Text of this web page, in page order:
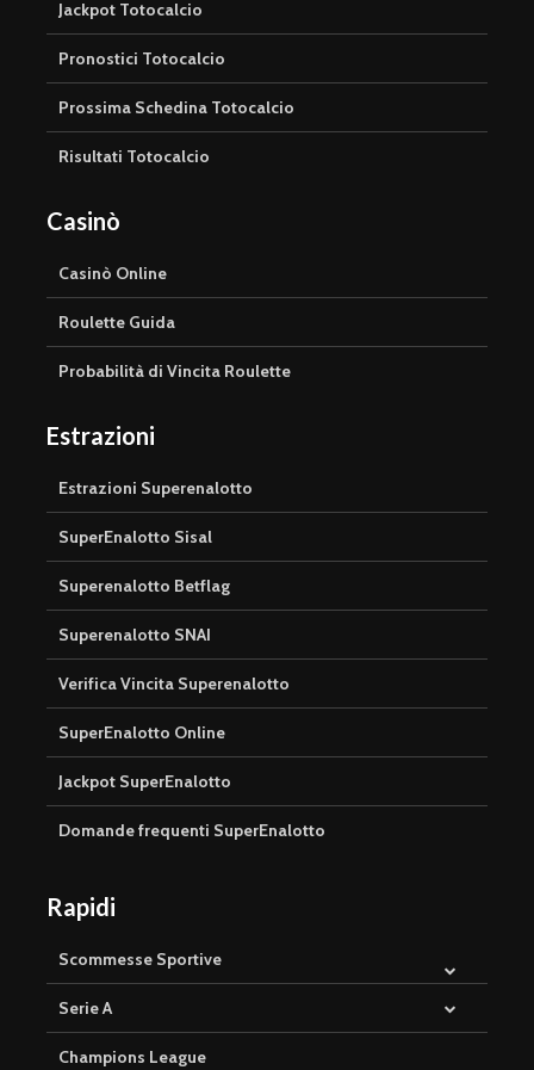
Jackpot Totocalcio
Pronostici Totocalcio
Prossima Schedina Totocalcio
Risultati Totocalcio
Casinò
Casinò Online
Roulette Guida
Probabilità di Vincita Roulette
Estrazioni
Estrazioni Superenalotto
SuperEnalotto Sisal
Superenalotto Betflag
Superenalotto SNAI
Verifica Vincita Superenalotto
SuperEnalotto Online
Jackpot SuperEnalotto
Domande frequenti SuperEnalotto
Rapidi
Scommesse Sportive
Serie A
Champions League